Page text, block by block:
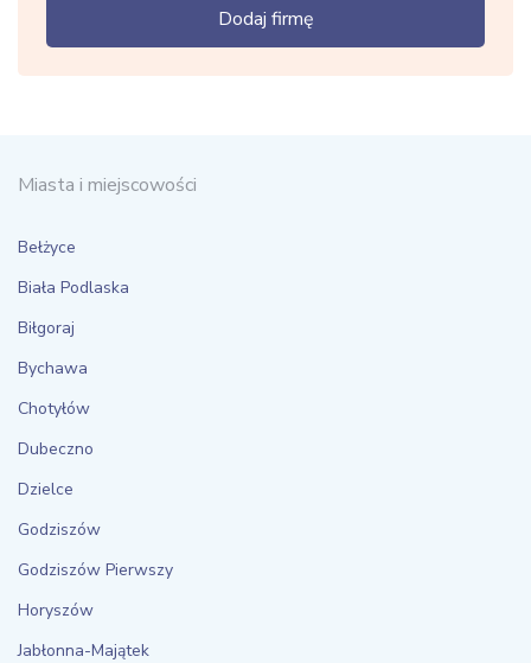
Dodaj firmę
Miasta i miejscowości
Bełżyce
Biała Podlaska
Biłgoraj
Bychawa
Chotyłów
Dubeczno
Dzielce
Godziszów
Godziszów Pierwszy
Horyszów
Jabłonna-Majątek